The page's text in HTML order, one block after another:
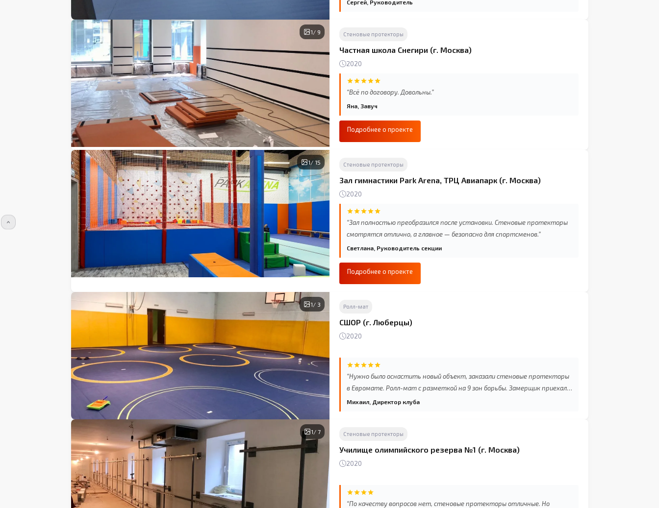
Сергей, Руководитель
1/ 9 Cтеновые протекторы
Частная школа Снегири (г. Москва)
2020
“Всё по договору. Довольны.”
Яна, Завуч
Подробнее о проекте
1/ 15 Стеновые протекторы
Зал гимнастики Park Arena, ТРЦ Авиапарк (г. Москва)
2020
“Зал полностью преобразился после установки. Стеновые протекторы
смотрятся отлично, а главное — безопасно для спортсменов.”
Светлана, Руководитель секции
Подробнее о проекте
1/ 3 Ролл-мат
СШОР (г. Люберцы)
2020
“Нужно было оснастить новый объект, заказали стеновые протекторы
в Евромате. Ролл-мат с разметкой на 9 зон борьбы. Замерщик приехал,
всё промерил, учёл все нюансы — трубы, радиаторы, колонны.
Михаил, Директор клуба
1/ 7 Стеновые протекторы
Училище олимпийского резерва №1 (г. Москва)
2020
“По качеству вопросов нет, стеновые протекторы отличные. Но